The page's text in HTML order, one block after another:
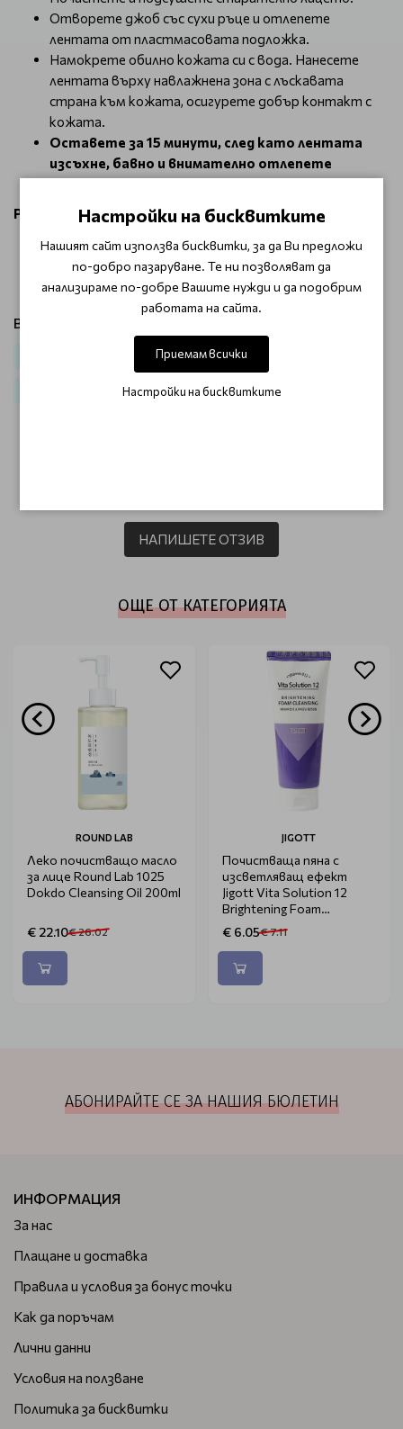
Отворете джоб със сухи ръце и отлепете
лентата от пластмасовата подложка.
Намокрете обилно кожата си с вода. Нанесете
лентата върху навлажнена зона с лъскавата
страна към кожата, осигурете добър контакт с
кожата.
Оставете за 15 минути, след като лентата
изсъхне, бавно и внимателно отлепете
лентите.
Размер на пластирите
ширина:8 см
Височина:13 см
Дължина:2 см
Виж продукти от категория:
Почистващи продукти За мазна и акнеична кожа
НАПИШЕТЕ ОТЗИВ
ОЩЕ ОТ КАТЕГОРИЯТА
ROUND LAB
Леко почистващо масло
за лице Round Lab 1025
Dokdo Cleansing Oil 200ml
€ 22.10€ 26.02
JIGOTT
Почистваща пяна с
изсветляващ ефект
Jigott Vita Solution 12
Brightening Foam
Cleansing 180ml
€ 6.05€ 7.11
АБОНИРАЙТЕ СЕ ЗА НАШИЯ БЮЛЕТИН
ИНФОРМАЦИЯ
За нас
Плащане и доставка
Правила и условия за бонус точки
Как да поръчам
Лични данни
Условия на ползване
Политика за бисквитки
Настройки на бисквитките
Нашият сайт използва бисквитки, за да Ви предложи
по-добро пазаруване. Те ни позволяват да
анализираме по-добре Вашите нужди и да подобрим
работата на сайта.
Приемам всички
Настройки на бисквитките